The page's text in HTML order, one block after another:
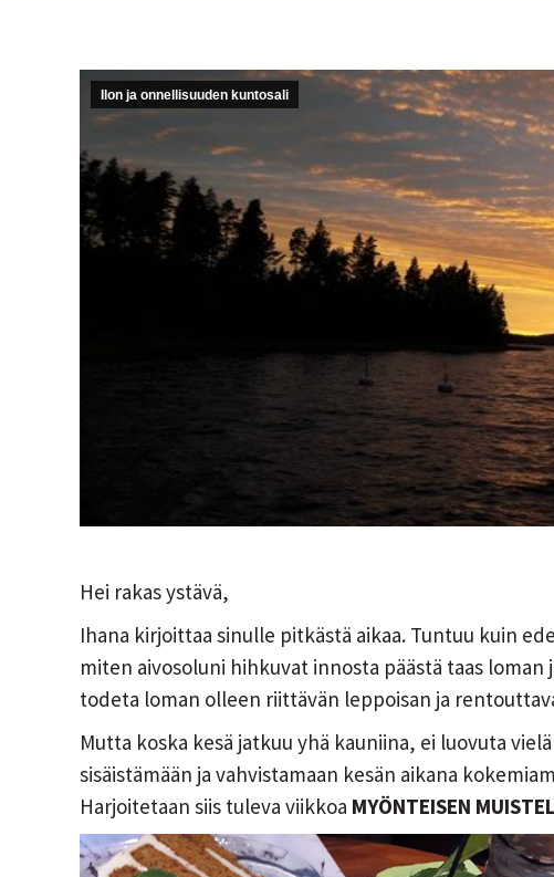
Ilon ja onnellisuuden kuntosali
Hei rakas ystävä,
Ihana kirjoittaa sinulle pitkästä aikaa. Tuntuu kuin
miten aivosoluni hihkuvat innosta päästä taas
todeta loman olleen riittävän leppoisan ja
Mutta koska kesä jatkuu yhä kauniina, ei luovuta
sisäistämään ja vahvistamaan kesän aikana
Harjoitetaan siis tuleva viikkoa MYÖNTEISEN